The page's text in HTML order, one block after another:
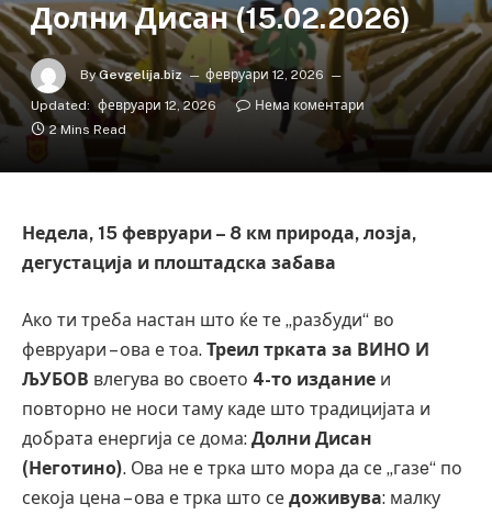
Долни Дисан (15.02.2026)
By Gevgelija.biz
февруари 12, 2026
Updated: февруари 12, 2026
Нема коментари
2 Mins Read
Недела, 15 февруари – 8 км природа, лозја,
дегустација и плоштадска забава
Ако ти треба настан што ќе те „разбуди“ во
февруари – ова е тоа. Треил трката за ВИНО И
ЉУБОВ влегува во своето 4-то издание и
повторно не носи таму каде што традицијата и
добрата енергија се дома: Долни Дисан
(Неготино). Ова не е трка што мора да се „газe“ по
секоја цена – ова е трка што се доживува: малку